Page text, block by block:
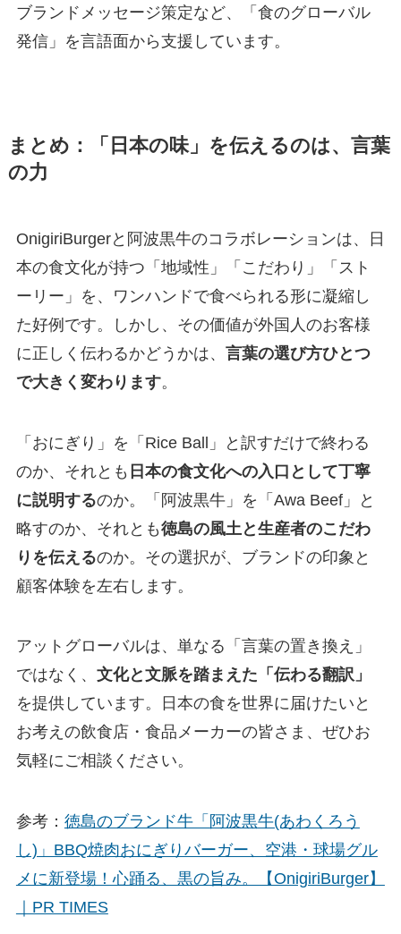
ブランドメッセージ策定など、「食のグローバル
発信」を言語面から支援しています。
まとめ：「日本の味」を伝えるのは、言葉
の力
OnigiriBurgerと阿波黒牛のコラボレーションは、日
本の食文化が持つ「地域性」「こだわり」「スト
ーリー」を、ワンハンドで食べられる形に凝縮し
た好例です。しかし、その価値が外国人のお客様
に正しく伝わるかどうかは、 言葉の選び方ひとつ
で大きく変わります。
「おにぎり」を「Rice Ball」と訳すだけで終わる
のか、それとも 日本の食文化への入口として丁寧
に説明するのか。「阿波黒牛」を「Awa Beef」と
略すのか、それとも徳島の風土と生産者のこだわ
りを伝えるのか。その選択が、ブランドの印象と
顧客体験を左右します。
アットグローバルは、単なる「言葉の置き換え」
ではなく、 文化と文脈を踏まえた「伝わる翻訳」
を提供しています。日本の食を世界に届けたいと
お考えの飲食店・食品メーカーの皆さま、ぜひお
気軽にご相談ください。
参考： 徳島のブランド牛「阿波黒牛(あわくろう
し)」BBQ焼肉おにぎりバーガー、空港・球場グル
メに新登場！心踊る、黒の旨み。【OnigiriBurger】
｜PR TIMES